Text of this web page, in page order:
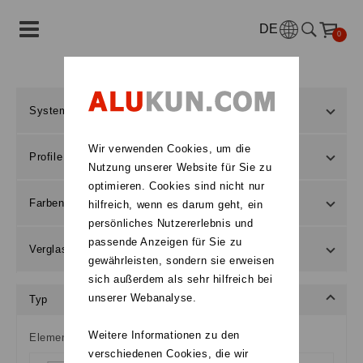
DE 0
System
Profile
Farben
Verglasung
Typ
Elementtyp
Wir verwenden Cookies, um die
Nutzung unserer Website für Sie zu
optimieren. Cookies sind nicht nur
hilfreich, wenn es darum geht, ein
persönliches Nutzererlebnis und
passende Anzeigen für Sie zu
gewährleisten, sondern sie erweisen
sich außerdem als sehr hilfreich bei
unserer Webanalyse.
Weitere Informationen zu den
verschiedenen Cookies, die wir